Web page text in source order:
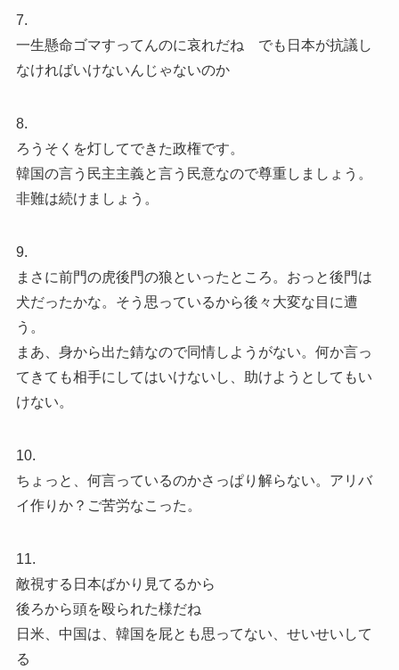
7.
一生懸命ゴマすってんのに哀れだね でも日本が抗議し
なければいけないんじゃないのか
8.
ろうそくを灯してできた政権です。
韓国の言う民主主義と言う民意なので尊重しましょう。
非難は続けましょう。
9.
まさに前門の虎後門の狼といったところ。おっと後門は
犬だったかな。そう思っているから後々大変な目に遭
う。
まあ、身から出た錆なので同情しようがない。何か言っ
てきても相手にしてはいけないし、助けようとしてもい
けない。
10.
ちょっと、何言っているのかさっぱり解らない。アリバ
イ作りか？ご苦労なこった。
11.
敵視する日本ばかり見てるから
後ろから頭を殴られた様だね
日米、中国は、韓国を屁とも思ってない、せいせいして
る